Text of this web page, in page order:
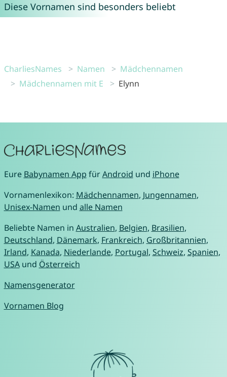
Diese Vornamen sind besonders beliebt
CharliesNames Namen
Mädchennamen
Mädchennamen mit E
Elynn
Eure Babynamen App fürAndroid und iPhone
Vornamenlexikon: Mädchennamen, Jungennamen,
Unisex-Namen und alle Namen
Beliebte Namen in Australien, Belgien, Brasilien,
Deutschland, Dänemark, Frankreich, Großbritannien,
Irland, Kanada, Niederlande, Portugal, Schweiz, Spanien,
USAund Österreich
Namensgenerator
Vornamen Blog